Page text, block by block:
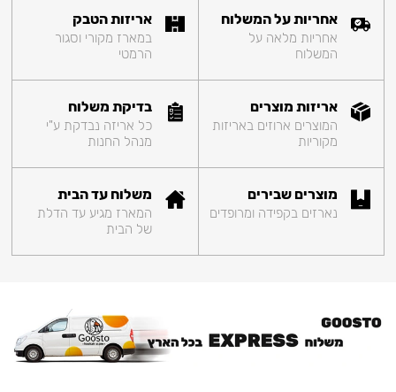
אחריות על המשלוח
אחריות מלאה על
המשלוח
אריזות הטבק
במארז מקורי וסגור
הרמטי
אריזות מוצרים
המוצרים ארוזים באריזות
מקוריות
בדיקת משלוח
כל אריזה נבדקת ע"י
מנהל החנות
מוצרים שבירים
נארזים בקפידה ומרופדים
משלוח עד הבית
המארז מגיע עד הדלת
של הבית